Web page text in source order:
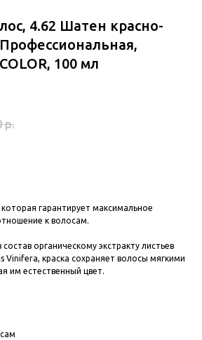
4.62 Шатен красно-
100 мл
р.
гарантирует максимальное
к волосам.
органическому экстракту листьев
Vinifera, краска сохраняет волосы мягкими
им естественный цвет.